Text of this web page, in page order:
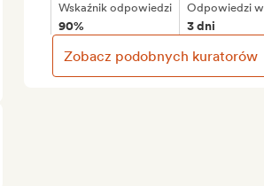
Wskaźnik odpowiedzi
90%
Odpowiedzi w
3 dni
Zobacz podobnych kuratorów